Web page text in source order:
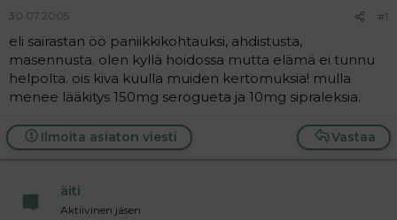
t
u
n
a
l
i
t
t
j
a
n
v
i
e
t
i
30.07.2005 #1
eli sairastan öö paniikkikohtauksi, ahdistusta,
masennusta. olen kyllä hoidossa mutta elämä ei tunnu
helpolta. ois kiva kuulla muiden kertomuksia! mulla
menee lääkitys 150mg serogueta ja 10mg sipraleksia.
Vastaa
Ilmoita asiaton viesti
äiti
Aktiivinen jäsen